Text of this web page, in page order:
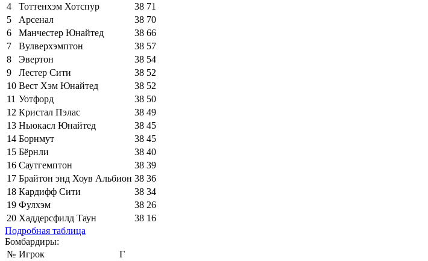
4
Тоттенхэм Хотспур 38 71
5
Арсенал 38 70
6
Манчестер Юнайтед 38 66
7
Вулверхэмптон 38 57
8
Эвертон 38 54
9
Лестер Сити 38 52
10 Вест Хэм Юнайтед 38 52
11 Уотфорд 38 50
12 Кристал Пэлас 38 49
13 Ньюкасл Юнайтед 38 45
14 Борнмут 38 45
15 Бёрнли 38 40
16 Саутгемптон 38 39
17 Брайтон энд Хоув Альбион 38 36
18 Кардифф Сити 38 34
19 Фулхэм 38 26
20 Хаддерсфилд Таун 38 16
Подробная таблица
Бомбардиры:
№ Игрок
Г